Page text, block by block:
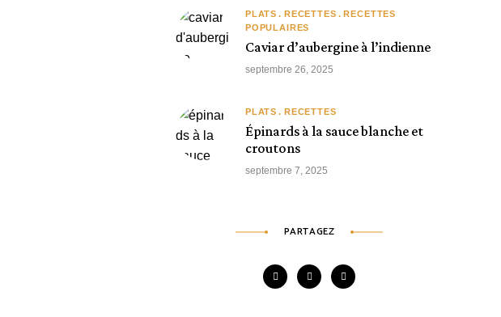
PLATS RECETTES
RECETTES
POPULAIRES
Caviar d’aubergine à l’indienne
septembre 26, 2025
PLATS RECETTES
Épinards à la sauce blanche et
croutons
septembre 7, 2025
PARTAGEZ